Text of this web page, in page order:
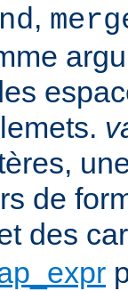
,
de
des